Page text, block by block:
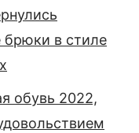
брюки в стиле
обувь 2022,